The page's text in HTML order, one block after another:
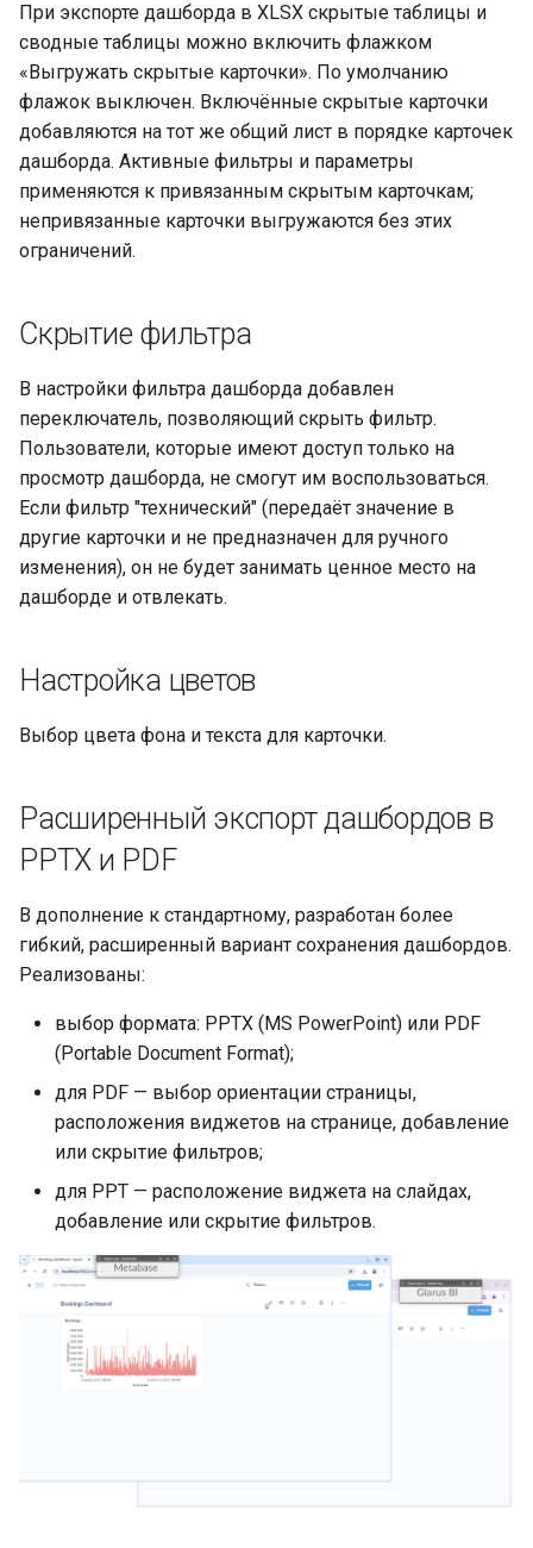
При экспорте дашборда в XLSX скрытые таблицы и
сводные таблицы можно включить флажком
«Выгружать скрытые карточки». По умолчанию
флажок выключен. Включённые скрытые карточки
добавляются на тот же общий лист в порядке карточек
дашборда. Активные фильтры и параметры
применяются к привязанным скрытым карточкам;
непривязанные карточки выгружаются без этих
ограничений.
Скрытие фильтра
В настройки фильтра дашборда добавлен
переключатель, позволяющий скрыть фильтр.
Пользователи, которые имеют доступ только на
просмотр дашборда, не смогут им воспользоваться.
Если фильтр "технический" (передаёт значение в
другие карточки и не предназначен для ручного
изменения), он не будет занимать ценное место на
дашборде и отвлекать.
Настройка цветов
Выбор цвета фона и текста для карточки.
Расширенный экспорт дашбордов в
PPTX и PDF
В дополнение к стандартному, разработан более
гибкий, расширенный вариант сохранения дашбордов.
Реализованы:
выбор формата: PPTX (MS PowerPoint) или PDF
(Portable Document Format);
для PDF — выбор ориентации страницы,
расположения виджетов на странице, добавление
или скрытие фильтров;
для PPT — расположение виджета на слайдах,
добавление или скрытие фильтров.